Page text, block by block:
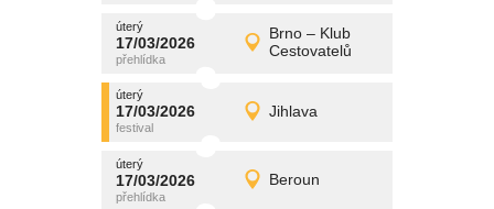
úterý
17/03/2026
Brno – Klub
Cestovatelů
úterý
17/03/2026 Detail
promítání
úterý
17/03/2026 Jihlava
úterý
17/03/2026 Detail
promítání
úterý
17/03/2026 Beroun
úterý
17/03/2026 Detail
promítání